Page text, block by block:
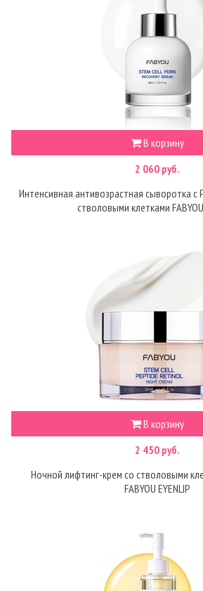
В корзину
2 060 руб.
Интенсивная антивозрастная сыворотка с
стволовыми клетками FABYOU
В корзину
2 450 руб.
Ночной лифтинг-крем со стволовыми
FABYOU EYENLIP